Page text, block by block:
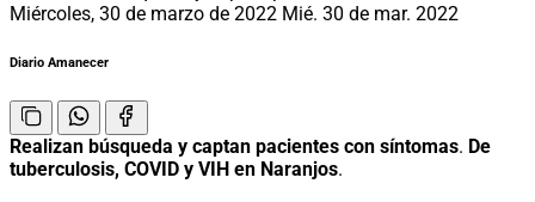
Miércoles, 30 de marzo de 2022 Mié. 30 de mar. 2022
Diario Amanecer
Realizan búsqueda y captan pacientes con síntomas. De
tuberculosis, COVID y VIH en Naranjos.